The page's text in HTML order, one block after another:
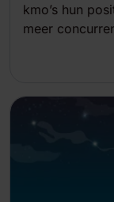
kmo’s hun
meer